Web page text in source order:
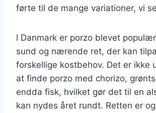
førte til de mange variationer, vi
I Danmark er porzo blevet
sund og nærende ret, der kan
forskellige kostbehov. Det er ikke
at finde porzo med chorizo,
endda fisk, hvilket gør det til en
kan nydes året rundt. Retten er